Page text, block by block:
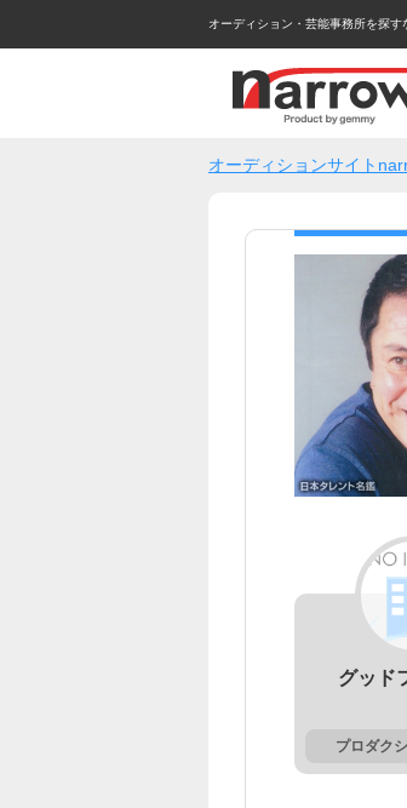
オーディション・芸能事務所を探
オーディションサイト
グッド
プロダク